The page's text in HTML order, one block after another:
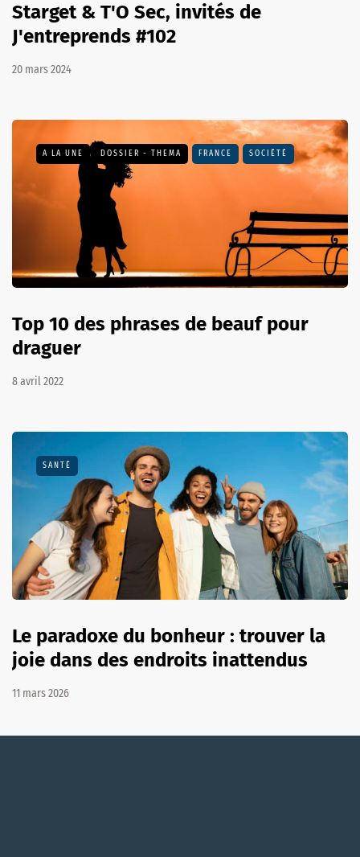
Starget & T'O Sec, invités de
J'entreprends #102
20 mars 2024
A LA UNE DOSSIER - THEMA FRANCE SOCIÉTÉ
Top 10 des phrases de beauf pour
draguer
8 avril 2022
SANTÉ
Le paradoxe du bonheur : trouver la
joie dans des endroits inattendus
11 mars 2026